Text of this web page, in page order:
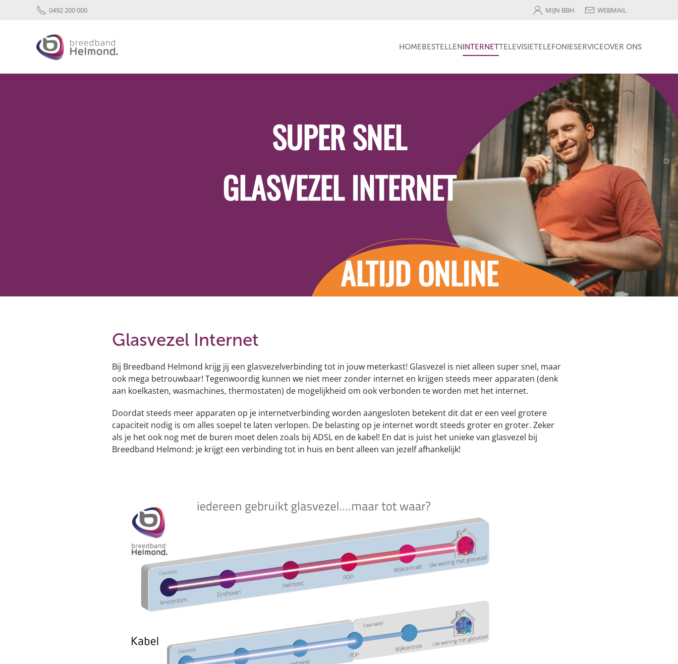
0492 200 000 MIJN BBH WEBMAIL
HOMEBESTELLENINTERNETTELEVISIETELEFONIESERVICEOVER ONS
SUPER SNEL
GLASVEZEL INTERNET
ALTIJD ONLINE
Glasvezel Internet
Bij Breedband Helmond krijg jij een glasvezelverbinding tot in jouw meterkast! Glasvezel is niet alleen super snel, maar
ook mega betrouwbaar! Tegenwoordig kunnen we niet meer zonder internet en krijgen steeds meer apparaten (denk
aan koelkasten, wasmachines, thermostaten) de mogelijkheid om ook verbonden te worden met het internet.
Doordat steeds meer apparaten op je internetverbinding worden aangesloten betekent dit dat er een veel grotere
capaciteit nodig is om alles soepel te laten verlopen. De belasting op je internet wordt steeds groter en groter. Zeker
als je het ook nog met de buren moet delen zoals bij ADSL en de kabel! En dat is juist het unieke van glasvezel bij
Breedband Helmond: je krijgt een verbinding tot in huis en bent alleen van jezelf afhankelijk!